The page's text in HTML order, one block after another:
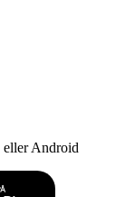
eller Android